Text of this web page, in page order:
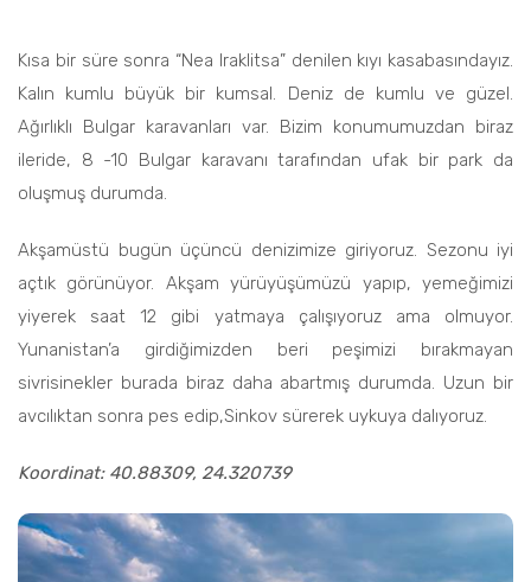
Kısa bir süre sonra “Nea Iraklitsa” denilen kıyı kasabasındayız.
Kalın kumlu büyük bir kumsal. Deniz de kumlu ve güzel.
Ağırlıklı Bulgar karavanları var. Bizim konumumuzdan biraz
ileride, 8 -10 Bulgar karavanı tarafından ufak bir park da
oluşmuş durumda.
Akşamüstü bugün üçüncü denizimize giriyoruz. Sezonu iyi
açtık görünüyor. Akşam yürüyüşümüzü yapıp, yemeğimizi
yiyerek saat 12 gibi yatmaya çalışıyoruz ama olmuyor.
Yunanistan’a girdiğimizden beri peşimizi bırakmayan
sivrisinekler burada biraz daha abartmış durumda. Uzun bir
avcılıktan sonra pes edip,Sinkov sürerek uykuya dalıyoruz.
Koordinat: 40.88309, 24.320739